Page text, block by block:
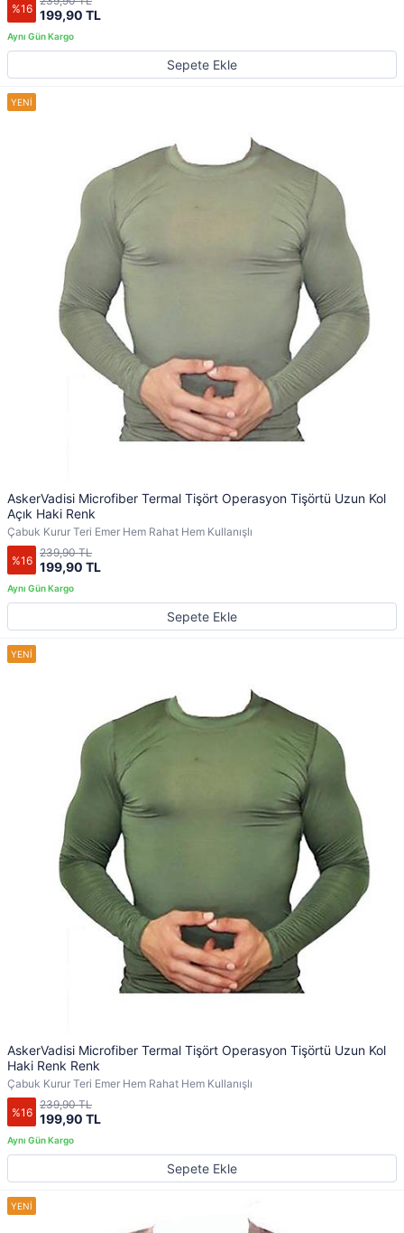
%16 199,90 TL
Sepete Ekle
AskerVadisi Microfiber Termal Tişört Operasyon Tişörtü Uzun Kol
Açık Haki Renk
Çabuk Kurur Teri Emer Hem Rahat Hem Kullanışlı
%16 199,90 TL
239,90 TL
Sepete Ekle
AskerVadisi Microfiber Termal Tişört Operasyon Tişörtü Uzun Kol
Haki Renk Renk
Çabuk Kurur Teri Emer Hem Rahat Hem Kullanışlı
%16 199,90 TL
239,90 TL
Sepete Ekle